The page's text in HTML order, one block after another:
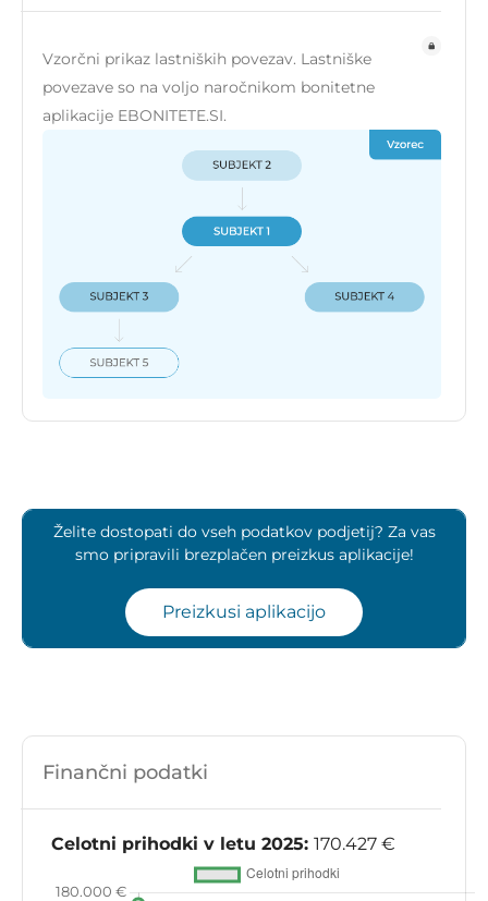
Vzorčni prikaz lastniških povezav. Lastniške
povezave so na voljo naročnikom bonitetne
aplikacije EBONITETE.SI.
Želite dostopati do vseh podatkov podjetij? Za vas
smo pripravili brezplačen preizkus aplikacije!
Preizkusi aplikacijo
Finančni podatki
Celotni prihodki v letu 2025: 170.427 €